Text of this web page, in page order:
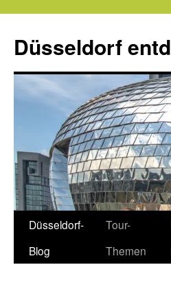
springen
Düsseldorf
Düsseldorf-
Blog
Tour-
Themen